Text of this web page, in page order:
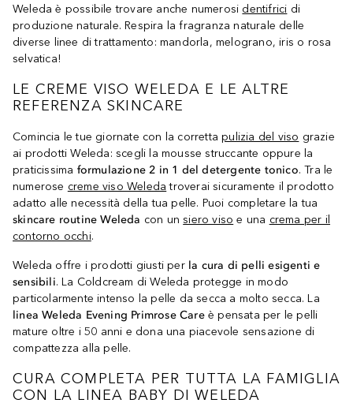
Weleda è possibile trovare anche numerosi dentifrici di
produzione naturale. Respira la fragranza naturale delle
diverse linee di trattamento: mandorla, melograno, iris o rosa
selvatica!
LE CREME VISO WELEDA E LE ALTRE
REFERENZA SKINCARE
Comincia le tue giornate con la correttapulizia del viso grazie
ai prodotti Weleda: scegli la mousse struccante oppure la
praticissima formulazione 2 in 1 del detergente tonico. Tra le
numerose creme viso Weleda troverai sicuramente il prodotto
adatto alle necessità della tua pelle. Puoi completare la tua
skincare routine Weleda con unsiero viso e una crema per il
contorno occhi.
Weleda offre i prodotti giusti perla cura di pelli esigenti e
sensibili. La Coldcream di Weleda protegge in modo
particolarmente intenso la pelle da secca a molto secca. La
linea Weleda Evening Primrose Careè pensata per le pelli
mature oltre i 50 anni e dona una piacevole sensazione di
compattezza alla pelle.
CURA COMPLETA PER TUTTA LA FAMIGLIA
CON LA LINEA BABY DI WELEDA